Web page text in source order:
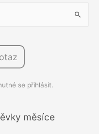
se přihlásit.
měsíce